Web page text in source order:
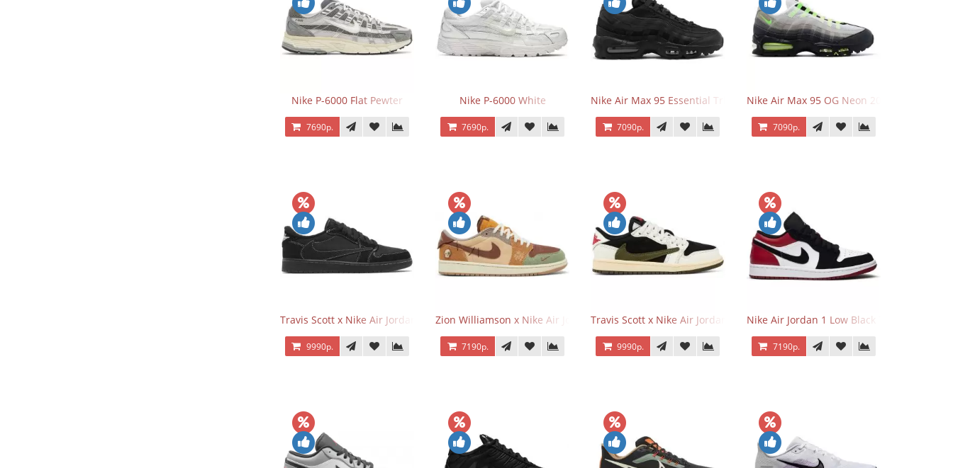
Nike P-6000 Flat Pewter
7690р.
Nike P-6000 White
7690р.
Nike Air Max 95 Essential Triple Black
7090р.
Nike Air Max 95 OG Neon 2025
7090р.
Travis Scott x Nike Air Jordan 1 Retro Low OG SP Black Phantom
9990р.
Zion Williamson x Nike Air Jordan 1 Retro Low OG Voodoo
7190р.
Travis Scott x Nike Air Jordan 1 Retro Low OG SP Olive
9990р.
Nike Air Jordan 1 Low Black Toe
7190р.